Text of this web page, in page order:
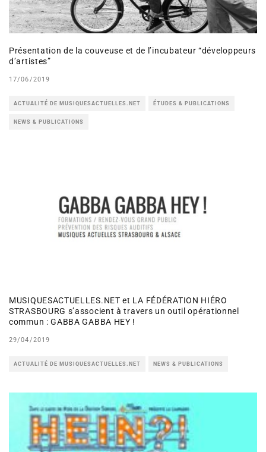
Présentation de la couveuse et de l’incubateur “développeurs
d’artistes”
17/06/2019
ACTUALITÉ DE MUSIQUESACTUELLES.NET ÉTUDES & PUBLICATIONS
NEWS & PUBLICATIONS
MUSIQUESACTUELLES.NET et LA FÉDÉRATION HIÉRO
STRASBOURG s’associent à travers un outil opérationnel
commun : GABBA GABBA HEY !
29/04/2019
ACTUALITÉ DE MUSIQUESACTUELLES.NET NEWS & PUBLICATIONS